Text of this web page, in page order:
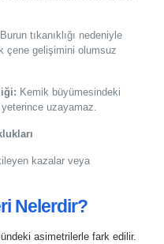
Burun tıkanıklığı nedeniyle
çene gelişimini olumsuz
Kemik büyümesindeki
uzayamaz.
kazalar veya
Nelerdir?
asimetrilerle fark edilir.